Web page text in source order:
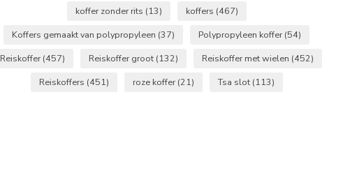
koffer zonder rits (13) koffers (467)
Koffers gemaakt van polypropyleen (37) Polypropyleen koffer (54)
Reiskoffer (457) Reiskoffer groot (132) Reiskoffer met wielen (452)
Reiskoffers (451) roze koffer (21) Tsa slot (113)